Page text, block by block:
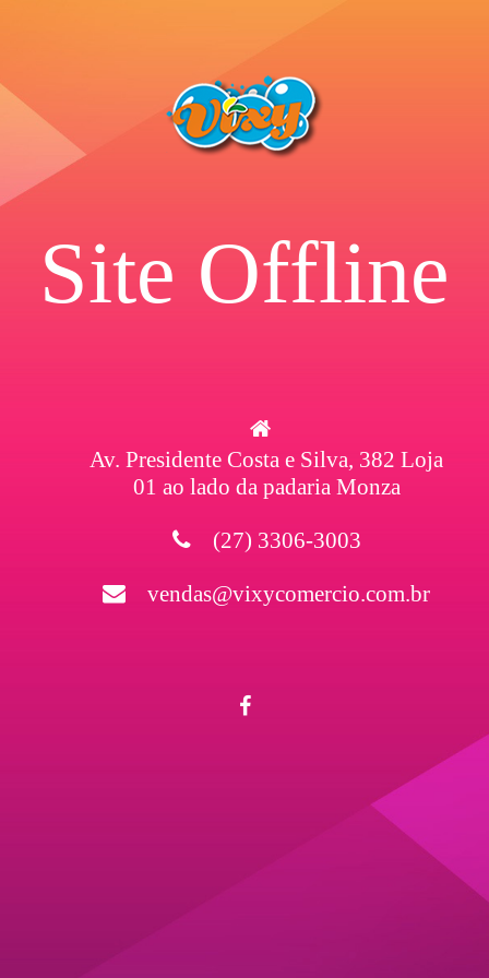
Site Offline
Av. Presidente Costa e Silva, 382 Loja
01 ao lado da padaria Monza
(27) 3306-3003
vendas@vixycomercio.com.br